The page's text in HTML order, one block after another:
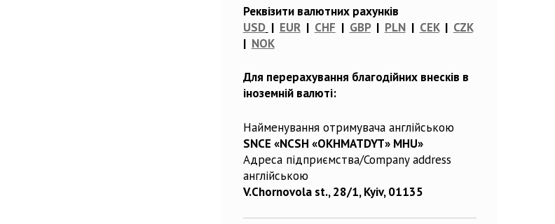
Реквізити валютних рахунків
USD | EUR| CHF | GBP| PLN| CEK| CZK
| NOK
Для перерахування благодійних внесків в
іноземній валюті:
Найменування отримувача англійською
SNCE «NCSH «OKHMATDYT» MHU»
Адреса підприємства/Company address
англійською
V.Chornovola st., 28/1, Kyiv, 01135